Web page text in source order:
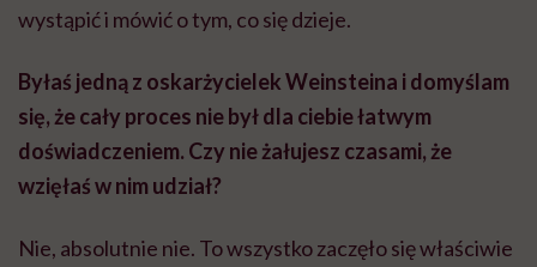
wystąpić i mówić o tym, co się dzieje.
Byłaś jedną z oskarżycielek Weinsteina i domyślam
się, że cały proces nie był dla ciebie łatwym
doświadczeniem. Czy nie żałujesz czasami, że
wzięłaś w nim udział?
Nie, absolutnie nie. To wszystko zaczęło się właściwie